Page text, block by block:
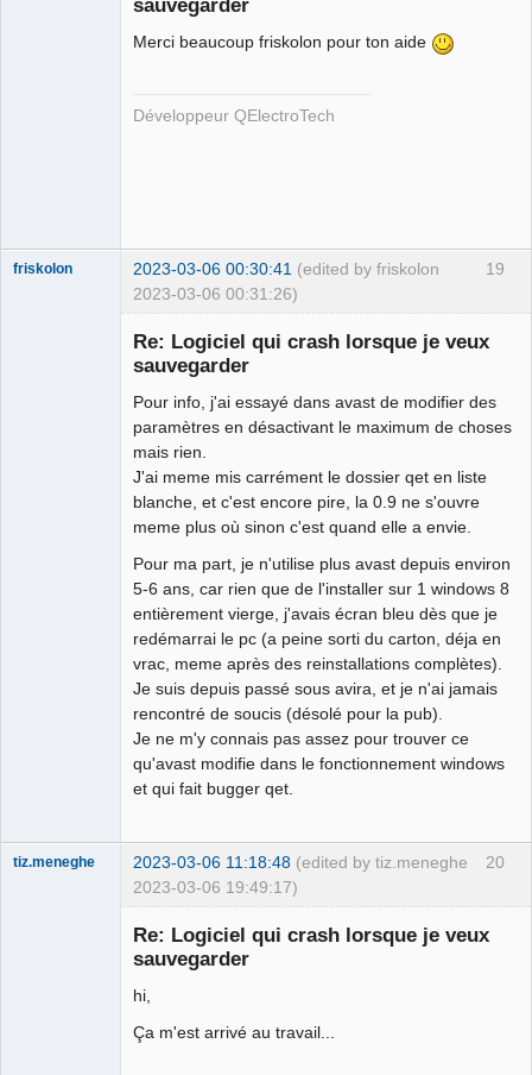
Merci beaucoup friskolon pour ton aide
Développeur QElectroTech
19
friskolon 2023-03-06 00:30:41 (edited by friskolon
2023-03-06 00:31:26)
Re: Logiciel qui crash lorsque je veux
sauvegarder
Pour info, j'ai essayé dans avast de modifier des
paramètres en désactivant le maximum de choses
mais rien.
J'ai meme mis carrément le dossier qet en liste
blanche, et c'est encore pire, la 0.9 ne s'ouvre
meme plus où sinon c'est quand elle a envie.
Pour ma part, je n'utilise plus avast depuis environ
5-6 ans, car rien que de l'installer sur 1 windows 8
entièrement vierge, j'avais écran bleu dès que je
redémarrai le pc (a peine sorti du carton, déja en
vrac, meme après des reinstallations complètes).
Je suis depuis passé sous avira, et je n'ai jamais
rencontré de soucis (désolé pour la pub).
Je ne m'y connais pas assez pour trouver ce
qu'avast modifie dans le fonctionnement windows
et qui fait bugger qet.
20
tiz.meneghe 2023-03-06 11:18:48 (edited by tiz.meneghe
2023-03-06 19:49:17)
Re: Logiciel qui crash lorsque je veux
sauvegarder
hi,
Ça m'est arrivé au travail...